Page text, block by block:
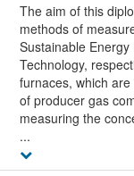
The aim of this
methods of
Sustainable
Technology,
furnaces, which
of producer gas
measuring the
...